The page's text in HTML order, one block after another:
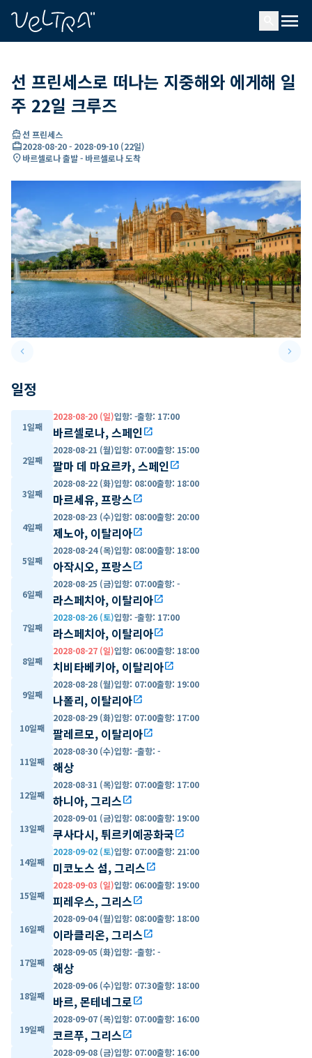
menu
선 프린세스로 떠나는 지중해와 에게해 일
주 22일 크루즈
directions_boat선 프린세스
card_travel2028-08-20- 2028-09-10 (22일)
location_on바르셀로나 출발 - 바르셀로나 도착
keyboard_arrow_leftPrevious slide keyboard_arrow_right
일정
1일째
2028-08-20 (일)입항: -출항: 17:00
바르셀로나, 스페인open_in_new
2일째
2028-08-21 (월)입항: 07:00출항: 15:00
팔마 데 마요르카, 스페인open_in_new
3일째
2028-08-22 (화)입항: 08:00출항: 18:00
마르세유, 프랑스open_in_new
4일째
2028-08-23 (수)입항: 08:00출항: 20:00
제노아, 이탈리아open_in_new
5일째
2028-08-24 (목)입항: 08:00출항: 18:00
아작시오, 프랑스open_in_new
6일째
2028-08-25 (금)입항: 07:00출항: -
라스페치아, 이탈리아open_in_new
7일째
2028-08-26 (토)입항: -출항: 17:00
라스페치아, 이탈리아open_in_new
8일째
2028-08-27 (일)입항: 06:00출항: 18:00
치비타베키아, 이탈리아open_in_new
9일째
2028-08-28 (월)입항: 07:00출항: 19:00
나폴리, 이탈리아open_in_new
10일째
2028-08-29 (화)입항: 07:00출항: 17:00
팔레르모, 이탈리아open_in_new
11일째
2028-08-30 (수)입항: -출항: -
해상
12일째
2028-08-31 (목)입항: 07:00출항: 17:00
하니아, 그리스open_in_new
13일째
2028-09-01 (금)입항: 08:00출항: 19:00
쿠사다시, 튀르키예공화국open_in_new
14일째
2028-09-02 (토)입항: 07:00출항: 21:00
미코노스 섬, 그리스open_in_new
15일째
2028-09-03 (일)입항: 06:00출항: 19:00
피레우스, 그리스open_in_new
16일째
2028-09-04 (월)입항: 08:00출항: 18:00
이라클리온, 그리스open_in_new
17일째
2028-09-05 (화)입항: -출항: -
해상
18일째
2028-09-06 (수)입항: 07:30출항: 18:00
바르, 몬테네그로open_in_new
19일째
2028-09-07 (목)입항: 07:00출항: 16:00
코르푸, 그리스open_in_new
2028-09-08 (금)입항: 07:00출항: 16:00